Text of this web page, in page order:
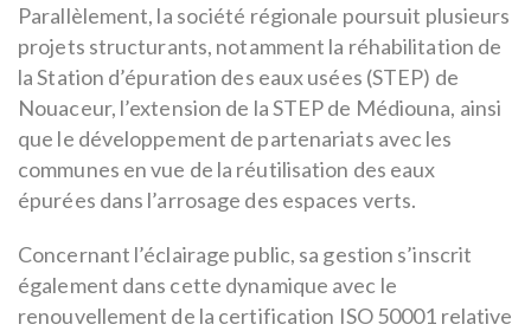
Parallèlement, la société régionale poursuit plusieurs
projets structurants, notamment la réhabilitation de
la Station d’épuration des eaux usées (STEP) de
Nouaceur, l’extension de la STEP de Médiouna, ainsi
que le développement de partenariats avec les
communes en vue de la réutilisation des eaux
épurées dans l’arrosage des espaces verts.
Concernant l’éclairage public, sa gestion s’inscrit
également dans cette dynamique avec le
renouvellement de la certification ISO 50001 relative